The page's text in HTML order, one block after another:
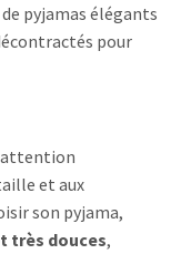
pyjamas élégants
pour
attention
et aux
son pyjama,
très douces,